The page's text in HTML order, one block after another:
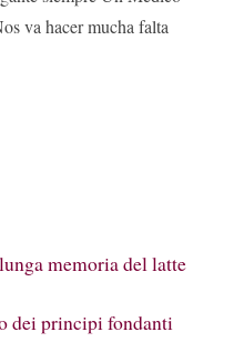
va hacer mucha falta
memoria del latte
dei principi fondanti